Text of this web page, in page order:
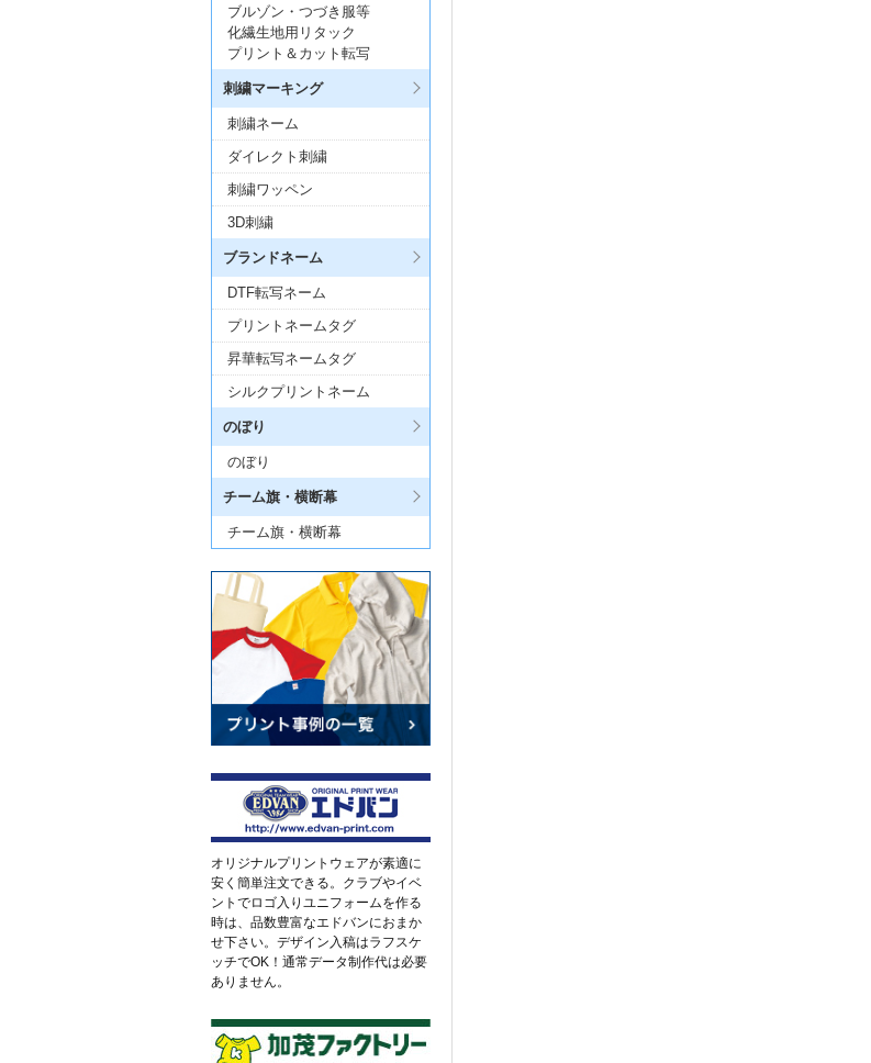
ブルゾン・つづき服等
化繊生地用リタック
プリント＆カット転写
刺繍マーキング
刺繍ネーム
ダイレクト刺繍
刺繍ワッペン
3D刺繍
ブランドネーム
DTF転写ネーム
プリントネームタグ
昇華転写ネームタグ
シルクプリントネーム
のぼり
のぼり
チーム旗・横断幕
チーム旗・横断幕
オリジナルプリントウェアが素適に
安く簡単注文できる。クラブやイベ
ントでロゴ入りユニフォームを作る
時は、品数豊富なエドバンにおまか
せ下さい。デザイン入稿はラフスケ
ッチでOK！通常データ制作代は必要
ありません。